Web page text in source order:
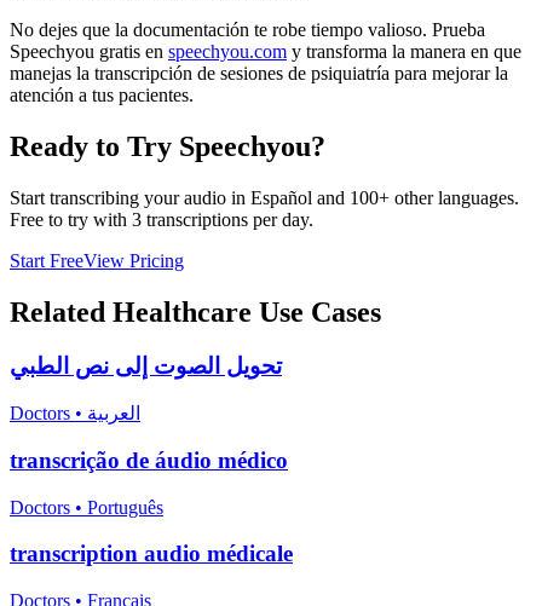
No dejes que la documentación te robe tiempo valioso. Prueba
Speechyou gratis en speechyou.com y transforma la manera en que
manejas la transcripción de sesiones de psiquiatría para mejorar la
atención a tus pacientes.
Ready to Try Speechyou?
Start transcribing your audio in Español and 100+ other languages.
Free to try with 3 transcriptions per day.
Start FreeView Pricing
Related Healthcare Use Cases
تحويل الصوت إلى نص الطبي
Doctors • العربية
transcrição de áudio médico
Doctors • Português
transcription audio médicale
Doctors • Français